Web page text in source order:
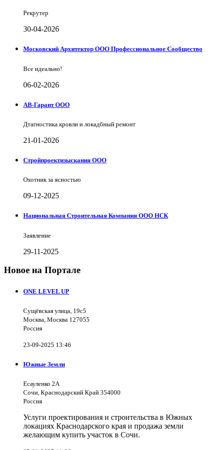
Рекрутер
30-04-2026
Московский Архитектор ООО Профессиональное Сообщество
Все идеально!
06-02-2026
АВ-Гарант ООО
Дтагностика кровли и локадбный ремонт
21-01-2026
Стройпроектизыскания ООО
Охотник за ясностью
09-12-2025
Национальная Строительная Компания ООО НСК
Заявление
29-11-2025
Новое на Портале
ONE LEVEL UP
Сущёвская улица, 19с5
Москва, Москва 127055
Россия
23-09-2025 13:46
Южные Земли
Есауленко 2А
Сочи, Краснодарский Край 354000
Россия
Услуги проектирования и строительства в Южных
локациях Краснодарского края и продажа земли
желающим купить участок в Сочи.